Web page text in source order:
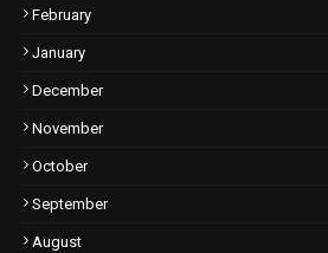
February
January
December
November
October
September
August